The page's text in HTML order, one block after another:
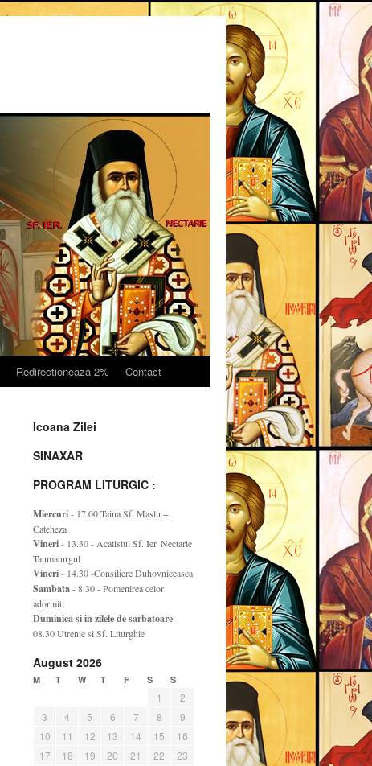
Redirectioneaza 2% Contact
Icoana Zilei
SINAXAR
PROGRAM LITURGIC :
Miercuri- 17.00 Taina Sf. Maslu +
Cateheza
Vineri- 13.30 - Acatistul Sf. Ier. Nectarie
Taumaturgul
Vineri- 14.30 -Consiliere Duhovniceasca
Sambata- 8.30 - Pomenirea celor
adormiti
Duminica si in zilele de sarbatoare-
08.30 Utrenie si Sf. Liturghie
August 2026
M T W T F S S
1
2
3
4 5 6 7 8
9
10
11 12 13 14 15
16
17
18 19 20 21 22
23